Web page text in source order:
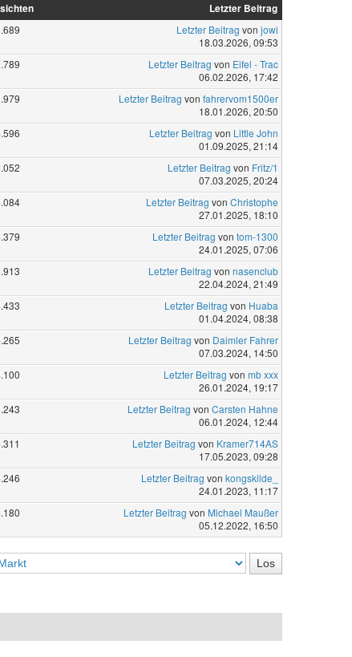
Letzter Beitrag
Letzter Beitrag von jowi
18.03.2026, 09:53
Letzter Beitrag von Eifel - Trac
06.02.2026, 17:42
Letzter Beitrag von fahrervom1500er
18.01.2026, 20:50
Letzter Beitrag von Little John
01.09.2025, 21:14
Letzter Beitrag von Fritz/1
07.03.2025, 20:24
Letzter Beitrag von Christophe
27.01.2025, 18:10
Letzter Beitrag von tom-1300
24.01.2025, 07:06
Letzter Beitrag von nasenclub
22.04.2024, 21:49
Letzter Beitrag von Huaba
01.04.2024, 08:38
Letzter Beitrag von Daimler Fahrer
07.03.2024, 14:50
Letzter Beitrag von mb xxx
26.01.2024, 19:17
Letzter Beitrag von Carsten Hahne
06.01.2024, 12:44
Letzter Beitrag von Kramer714AS
17.05.2023, 09:28
Letzter Beitrag von kongskilde_
24.01.2023, 11:17
Letzter Beitrag von Michael Maußer
05.12.2022, 16:50